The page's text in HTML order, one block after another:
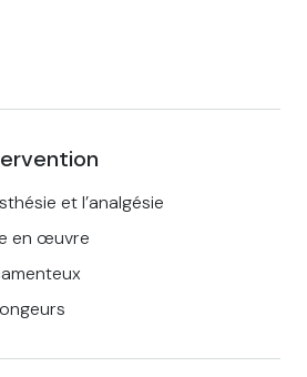
et l’analgésie
en œuvre